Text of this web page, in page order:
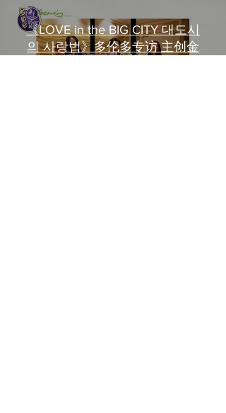
《LOVE in the BIG CITY 대도시
의 사랑법》多伦多专访 主创金